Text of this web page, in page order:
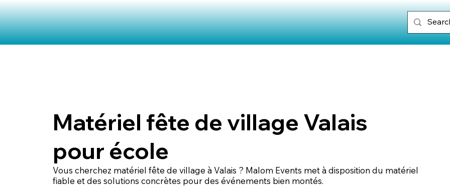
Matériel fête de village Valais
pour école
Vous cherchez matériel fête de village à Valais ? Malom Events met à disposition du matériel
fiable et des solutions concrètes pour des événements bien montés.